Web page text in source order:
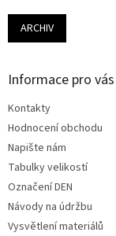
ARCHIV
Informace pro vás
Kontakty
Hodnocení obchodu
Napište nám
Tabulky velikostí
Označení DEN
Návody na údržbu
Vysvětlení materiálů